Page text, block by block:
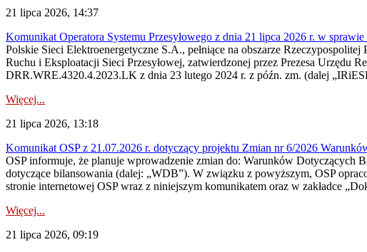
21 lipca 2026, 14:37
Komunikat Operatora Systemu Przesyłowego z dnia 21 lipca 2026 r. w
Polskie Sieci Elektroenergetyczne S.A., pełniące na obszarze
Ruchu i Eksploatacji Sieci Przesyłowej, zatwierdzonej przez Prezesa
DRR.WRE.4320.4.2023.LK z dnia 23 lutego 2024 r. z późn. zm. (dalej
Więcej...
21 lipca 2026, 13:18
Komunikat OSP z 21.07.2026 r. dotyczący projektu Zmian nr 6/2026
OSP informuje, że planuje wprowadzenie zmian do: Warunków Dotyczących
dotyczące bilansowania (dalej: „WDB”). W związku z powyższym, OSP
stronie internetowej OSP wraz z niniejszym komunikatem oraz w zakładce
Więcej...
21 lipca 2026, 09:19